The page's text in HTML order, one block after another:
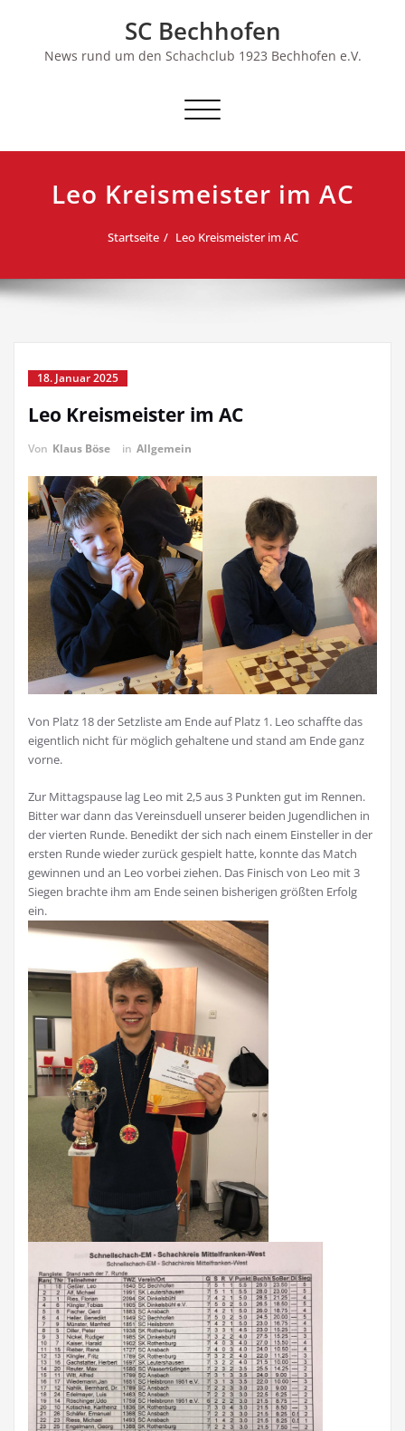
SC Bechhofen
News rund um den Schachclub 1923 Bechhofen e.V.
Schalte
Leo Kreismeister im AC
Startseite Leo Kreismeister im AC
18. Januar 2025
Leo Kreismeister im AC
Von Klaus Böse in Allgemein
Von Platz 18 der Setzliste am Ende auf Platz 1. Leo schaffte das
eigentlich nicht für möglich gehaltene und stand am Ende ganz
vorne.
Zur Mittagspause lag Leo mit 2,5 aus 3 Punkten gut im Rennen.
Bitter war dann das Vereinsduell unserer beiden Jugendlichen in
der vierten Runde. Benedikt der sich nach einem Einsteller in der
ersten Runde wieder zurück gespielt hatte, konnte das Match
gewinnen und an Leo vorbei ziehen. Das Finisch von Leo mit 3
Siegen brachte ihm am Ende seinen bisherigen größten Erfolg
ein.